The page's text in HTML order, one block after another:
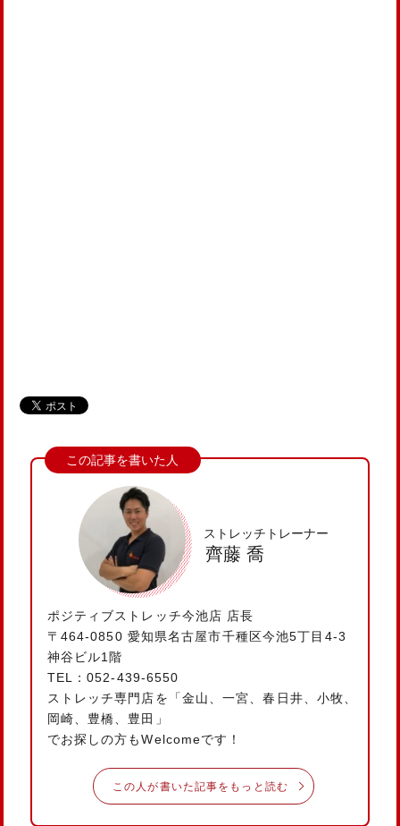
ストレッチトレーナー
齊藤 喬
ポジティブストレッチ今池店 店長
〒464-0850 愛知県名古屋市千種区今池5丁目4-3
神谷ビル1階
TEL：052-439-6550
ストレッチ専門店を「金山、一宮、春日井、小牧、
岡崎、豊橋、豊田」
でお探しの方もWelcomeです！
この人が書いた記事をもっと読む